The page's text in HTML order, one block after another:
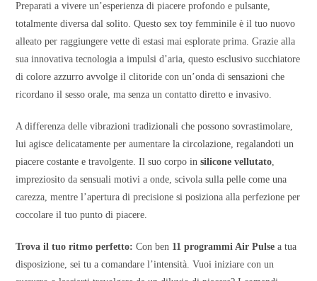
Preparati a vivere un’esperienza di piacere profondo e pulsante,
totalmente diversa dal solito. Questo sex toy femminile è il tuo nuovo
alleato per raggiungere vette di estasi mai esplorate prima. Grazie alla
sua innovativa tecnologia a impulsi d’aria, questo esclusivo succhiatore
di colore azzurro avvolge il clitoride con un’onda di sensazioni che
ricordano il sesso orale, ma senza un contatto diretto e invasivo.
A differenza delle vibrazioni tradizionali che possono sovrastimolare,
lui agisce delicatamente per aumentare la circolazione, regalandoti un
piacere costante e travolgente. Il suo corpo insilicone vellutato,
impreziosito da sensuali motivi a onde, scivola sulla pelle come una
carezza, mentre l’apertura di precisione si posiziona alla perfezione per
coccolare il tuo punto di piacere.
Trova il tuo ritmo perfetto: Con ben 11 programmi Air Pulse a tua
disposizione, sei tu a comandare l’intensità. Vuoi iniziare con un